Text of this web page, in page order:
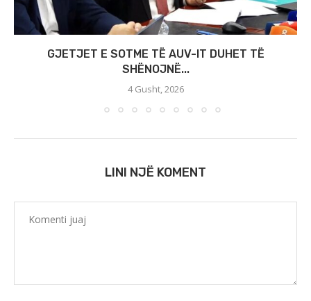
GJETJET E SOTME TË AUV-IT DUHET TË
SHËNOJNË...
4 Gusht, 2026
LINI NJË KOMENT